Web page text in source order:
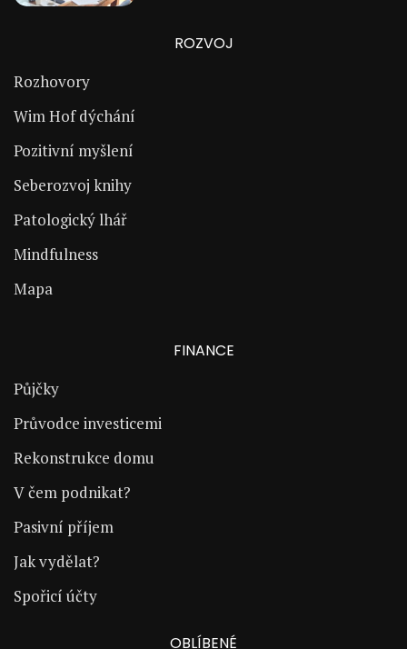
ROZVOJ
Rozhovory
Wim Hof dýchání
Pozitivní myšlení
Seberozvoj knihy
Patologický lhář
Mindfulness
Mapa
FINANCE
Půjčky
Průvodce investicemi
Rekonstrukce domu
V čem podnikat?
Pasivní příjem
Jak vydělat?
Spořicí účty
OBLÍBENÉ